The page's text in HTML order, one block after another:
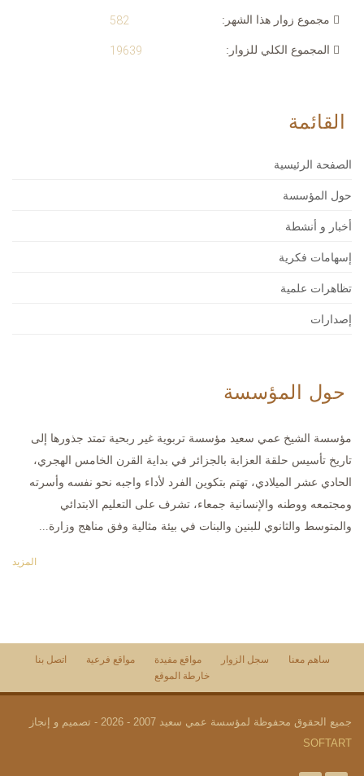
مجموع زوار هذا الشهر: 582
المجموع الكلي للزوار: 19639
القائمة
الصفحة الرئيسية
حول المؤسسة
أخبار و أنشطة
إسهامات فكرية
تظاهرات علمية
إصدارات
حول المؤسسة
مؤسسة الشيخ عمي سعيد مؤسسة تربوية غير ربحية تمتد جذورها إلى
تاريخ تأسيس حلقة العزابة بالجزائر في بداية القرن الخامس الهجري،
الحادي عشر الميلادي، تهتم بتكوين الفرد لأداء واجبه نحو نفسه وأسرته
ومجتمعه ووطنه والإنسانية جمعاء، تشرف على التعليم الابتدائي
والمتوسط والثانوي للبنين والبنات في بيئة مثالية وفق مناهج وزارة...
المزيد
ساهم معنا سجل الزوار مواقع مفيدة مواقع فرعية
اتصل بنا
خارطة الموقع
جميع الحقوق محفوظة لمؤسسة عمي سعيد 2007 - 2026 - تصميم و إنجاز
SOFTART